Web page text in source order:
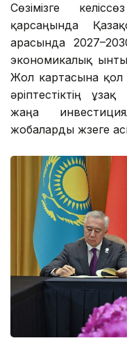
Сөзімізге
қарсаңында
арасында
экономикалық
Жол картасына
әріптестіктің
жаңа
жобаларды жүзеге